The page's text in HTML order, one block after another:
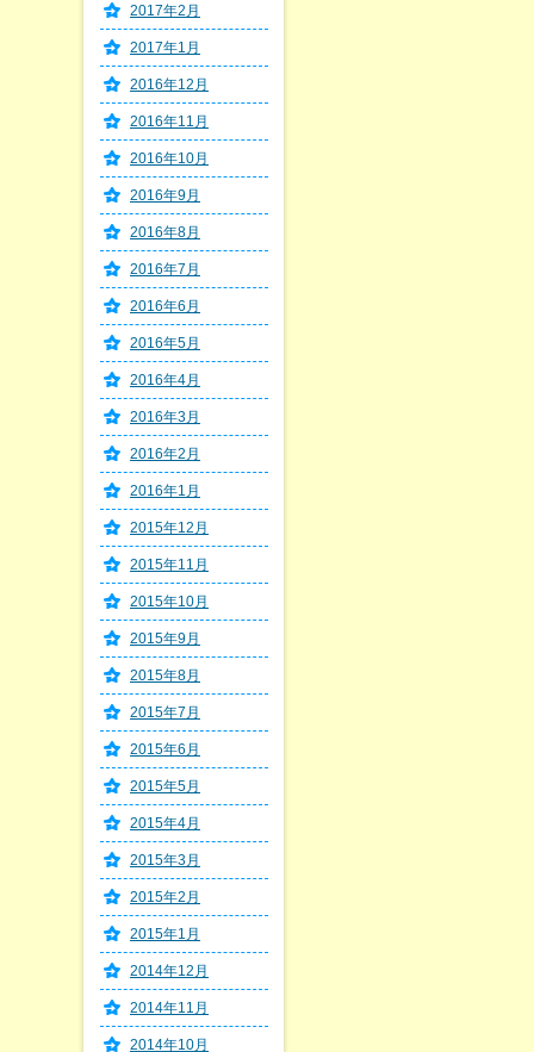
2017年2月
2017年1月
2016年12月
2016年11月
2016年10月
2016年9月
2016年8月
2016年7月
2016年6月
2016年5月
2016年4月
2016年3月
2016年2月
2016年1月
2015年12月
2015年11月
2015年10月
2015年9月
2015年8月
2015年7月
2015年6月
2015年5月
2015年4月
2015年3月
2015年2月
2015年1月
2014年12月
2014年11月
2014年10月